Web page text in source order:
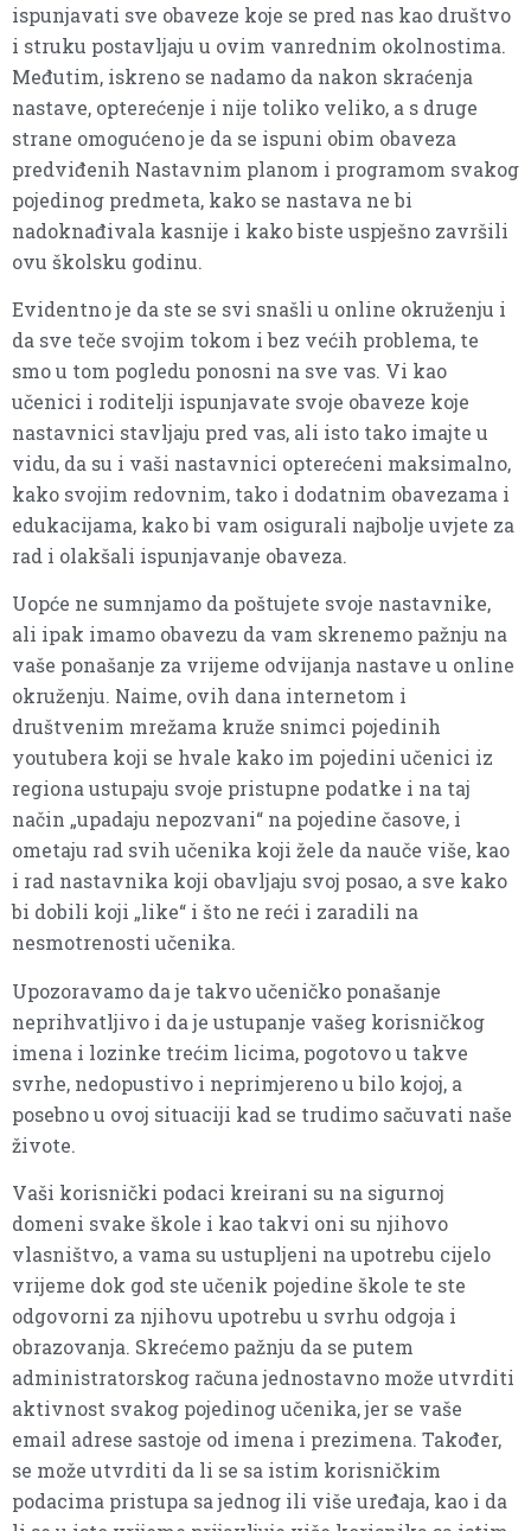
ispunjavati sve obaveze koje se pred nas kao društvo
i struku postavljaju u ovim vanrednim okolnostima.
Međutim, iskreno se nadamo da nakon skraćenja
nastave, opterećenje i nije toliko veliko, a s druge
strane omogućeno je da se ispuni obim obaveza
predviđenih Nastavnim planom i programom svakog
pojedinog predmeta, kako se nastava ne bi
nadoknađivala kasnije i kako biste uspješno završili
ovu školsku godinu.
Evidentno je da ste se svi snašli u online okruženju i
da sve teče svojim tokom i bez većih problema, te
smo u tom pogledu ponosni na sve vas. Vi kao
učenici i roditelji ispunjavate svoje obaveze koje
nastavnici stavljaju pred vas, ali isto tako imajte u
vidu, da su i vaši nastavnici opterećeni maksimalno,
kako svojim redovnim, tako i dodatnim obavezama i
edukacijama, kako bi vam osigurali najbolje uvjete za
rad i olakšali ispunjavanje obaveza.
Uopće ne sumnjamo da poštujete svoje nastavnike,
ali ipak imamo obavezu da vam skrenemo pažnju na
vaše ponašanje za vrijeme odvijanja nastave u online
okruženju. Naime, ovih dana internetom i
društvenim mrežama kruže snimci pojedinih
youtubera koji se hvale kako im pojedini učenici iz
regiona ustupaju svoje pristupne podatke i na taj
način „upadaju nepozvani“ na pojedine časove, i
ometaju rad svih učenika koji žele da nauče više, kao
i rad nastavnika koji obavljaju svoj posao, a sve kako
bi dobili koji „like“ i što ne reći i zaradili na
nesmotrenosti učenika.
Upozoravamo da je takvo učeničko ponašanje
neprihvatljivo i da je ustupanje vašeg korisničkog
imena i lozinke trećim licima, pogotovo u takve
svrhe, nedopustivo i neprimjereno u bilo kojoj, a
posebno u ovoj situaciji kad se trudimo sačuvati naše
živote.
Vaši korisnički podaci kreirani su na sigurnoj
domeni svake škole i kao takvi oni su njihovo
vlasništvo, a vama su ustupljeni na upotrebu cijelo
vrijeme dok god ste učenik pojedine škole te ste
odgovorni za njihovu upotrebu u svrhu odgoja i
obrazovanja. Skrećemo pažnju da se putem
administratorskog računa jednostavno može utvrditi
aktivnost svakog pojedinog učenika, jer se vaše
email adrese sastoje od imena i prezimena. Također,
se može utvrditi da li se sa istim korisničkim
podacima pristupa sa jednog ili više uređaja, kao i da